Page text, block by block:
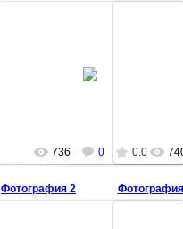
736 0 0.0
Фотография 2